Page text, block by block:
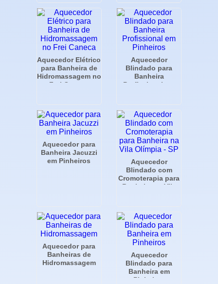
Aquecedor Elétrico
para Banheira de
Hidromassagem no
Frei Caneca
Aquecedor
Blindado para
Banheira
Profissional em
Aquecedor para
Banheira Jacuzzi
em Pinheiros
Aquecedor
Blindado com
Cromoterapia para
Banheira na Vila
Aquecedor para
Banheiras de
Hidromassagem
Aquecedor
Blindado para
Banheira em
Pinheiros